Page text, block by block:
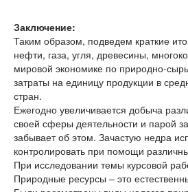
Заключение:
Таким образом, подведем краткие
нефти, газа, угля, древесины,
мировой экономике по природно-
затраты на единицу продукции в
стран.
Ежегодно увеличивается добыча
своей сферы деятельности и парой
забывает об этом. Зачастую недра
контролировать при помощи
При исследовании темы курсовой
Природные ресурсы – это